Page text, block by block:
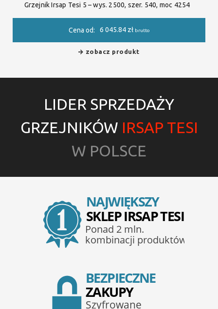
Grzejnik Irsap Tesi 5 – wys. 2500, szer. 540, moc 4254
Cena od: 6 045.84 zł brutto
zobacz produkt
LIDER SPRZEDAŻY
GRZEJNIKÓW IRSAP TESI
W POLSCE